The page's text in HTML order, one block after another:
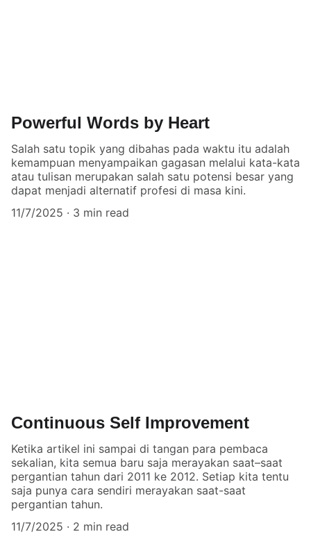
Powerful Words by Heart
Salah satu topik yang dibahas pada waktu itu adalah
kemampuan menyampaikan gagasan melalui kata-kata
atau tulisan merupakan salah satu potensi besar yang
dapat menjadi alternatif profesi di masa kini.
11/7/2025
3 min read
Continuous Self Improvement
Ketika artikel ini sampai di tangan para pembaca
sekalian, kita semua baru saja merayakan saat–saat
pergantian tahun dari 2011 ke 2012. Setiap kita tentu
saja punya cara sendiri merayakan saat-saat
pergantian tahun.
11/7/2025
2 min read